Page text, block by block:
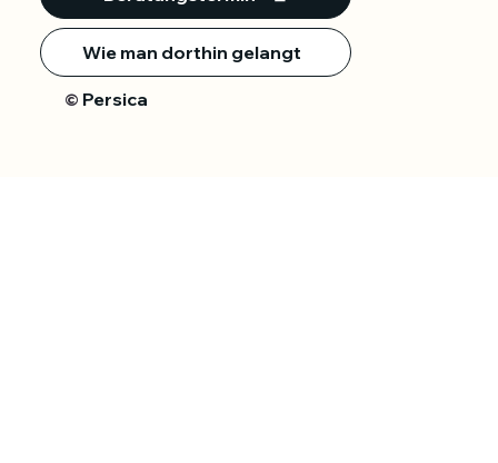
Wie man dorthin gelangt
© Persica